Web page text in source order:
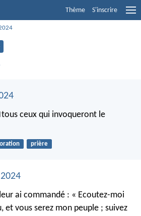
Thème S'inscrire
tous ceux qui invoqueront le
prière
ai commandé : « Ecoutez-moi
et vous serez mon peuple ; suivez